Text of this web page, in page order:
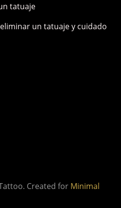
tatuaje
un tatuaje y cuidado
Created for Minimal